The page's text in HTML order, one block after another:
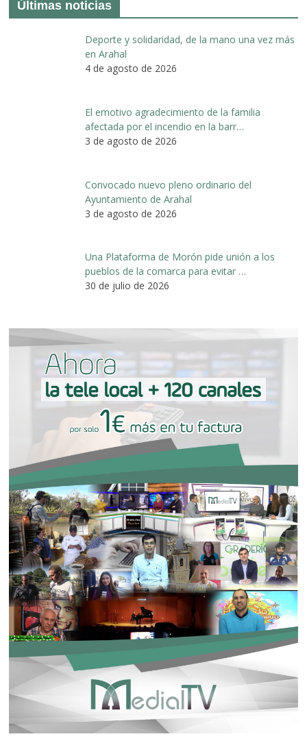
Últimas noticias
Deporte y solidaridad, de la mano una vez más
en Arahal
4 de agosto de 2026
El emotivo agradecimiento de la familia
afectada por el incendio en la barr…
3 de agosto de 2026
Convocado nuevo pleno ordinario del
Ayuntamiento de Arahal
3 de agosto de 2026
Una Plataforma de Morón pide unión a los
pueblos de la comarca para evitar …
30 de julio de 2026